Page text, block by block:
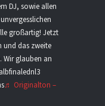
DJ, sowie allen
großartig! Jetzt
und das zweite
Wir glauben an
♬ Originalton –